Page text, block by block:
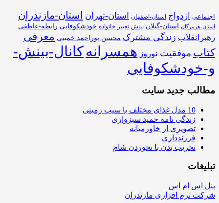
اجتماعی ازدواج استان-اصفهان استان-تهران استان-مازندران
استان-هرمزگان استان-گیلان بینش تغییر خانواده خودشکوفایی رابطه-عاطفی
رهبرانقلاب زندگی مشترک محسن پوراحمد خمینی معرفی
کتاب موفقیت نوروز همسرانهکانال-بینش-
و-خودشکوفایی
مطالب جدید سایت
10 مدل غذای مختلف با سیب زمینی
زندگی نامه حمید سبزواری
تصویری از خاورمیانه
فرزندداری
تخریب بدن با نخوردن شام
تبلیغات
پنل اس ام اس
شرکت نرم افزاری مازندران